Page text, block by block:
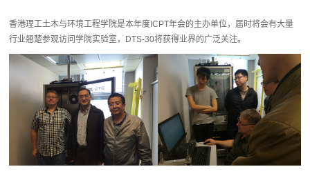
香港理工土木与环境工程学院是本年度ICPT年会的主办单位，届时将会有大量
行业翘楚参观访问学院实验室，DTS-30将获得业界的广泛关注。